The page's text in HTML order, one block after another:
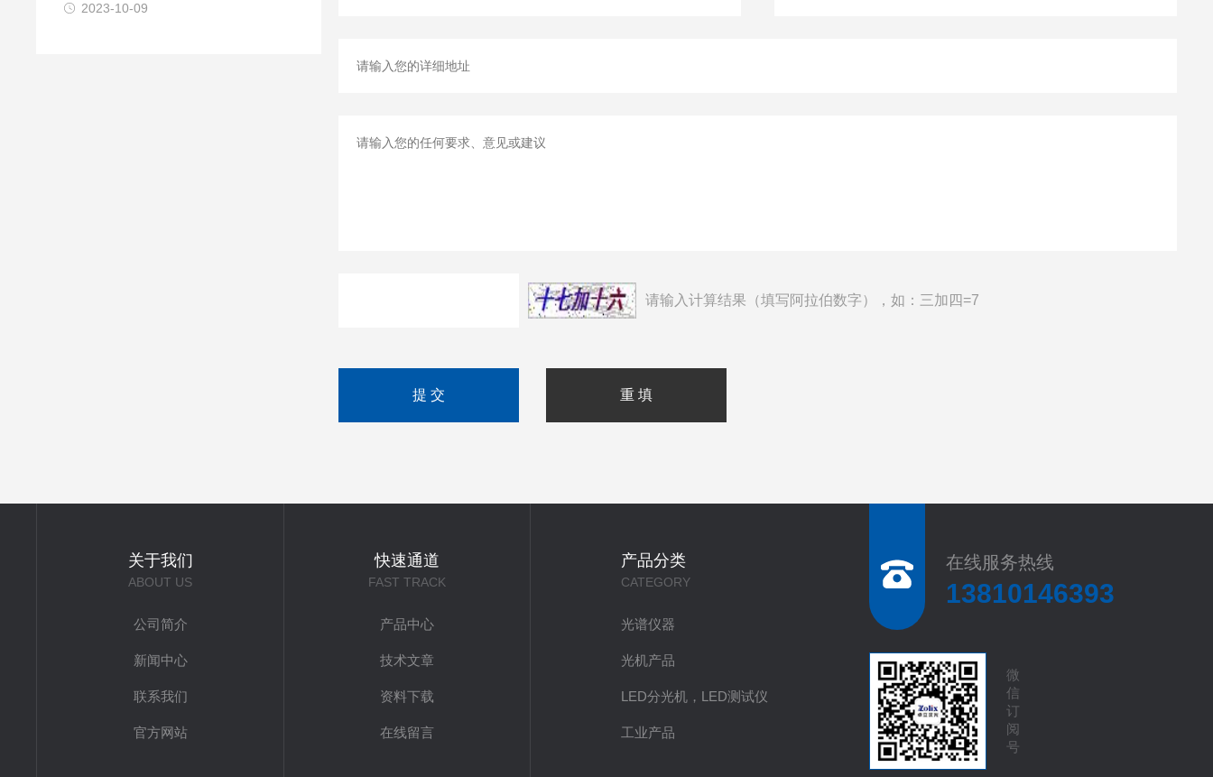
2023-10-09
请输入计算结果（填写阿拉伯数字），如：三加四=7
关于我们
ABOUT US
公司简介
新闻中心
联系我们
官方网站
快速通道
FAST TRACK
产品中心
技术文章
资料下载
在线留言
产品分类
CATEGORY
光谱仪器
光机产品
LED分光机，LED测试仪
工业产品
在线服务热线
13810146393
微
信
订
阅
号